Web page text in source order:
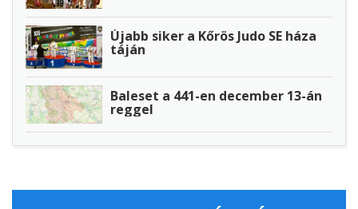
Újabb siker a Kőrös Judo SE háza
táján
Baleset a 441-en december 13-án
reggel